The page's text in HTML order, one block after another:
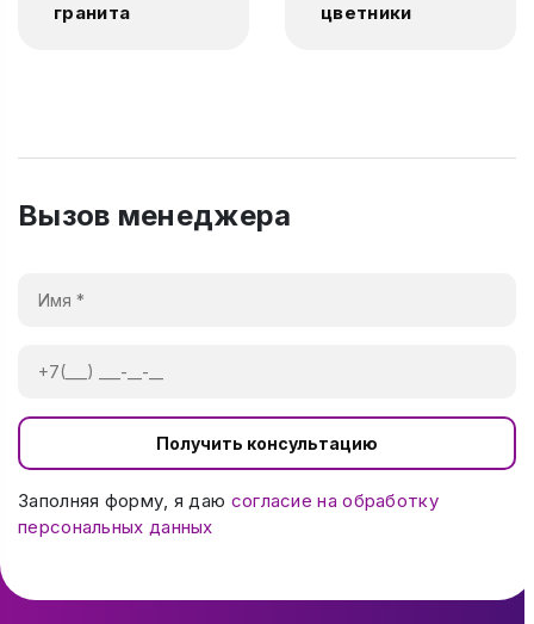
гранита
цветники
Вызов менеджера
Получить консультацию
Заполняя форму, я даю согласие на обработку
персональных данных